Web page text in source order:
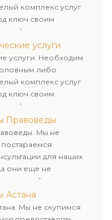
комплекс услуг
ключ своим
физических и
к каждому
услуги
услуги. Необходим
либо
комплекс услуг
ключ своим
физических и
к каждому
Правоведы
Мы не
для наших
они еще не
нашей компании.
Астана
Мы не скупимся